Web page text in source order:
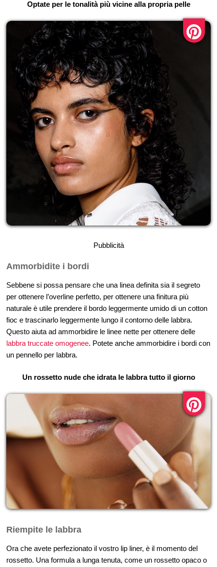
Optate per le tonalità più vicine alla propria pelle
Pubblicità
Ammorbidite i bordi
Sebbene si possa pensare che una linea definita sia il segreto
per ottenere l’overline perfetto, per ottenere una finitura più
naturale è utile prendere il bordo leggermente umido di un cotton
fioc e trascinarlo leggermente lungo il contorno delle labbra.
Questo aiuta ad ammorbidire le linee nette per ottenere delle
labbra truccate omogenee. Potete anche ammorbidire i bordi con
un pennello per labbra.
Un rossetto nude che idrata le labbra tutto il giorno
Riempite le labbra
Ora che avete perfezionato il vostro lip liner, è il momento del
rossetto. Una formula a lunga tenuta, come un rossetto opaco o